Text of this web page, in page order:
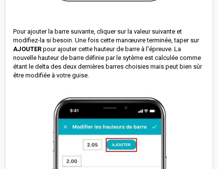
Pour ajouter la barre suivante, cliquer sur la valeur suivante et
modifiez-la si besoin. Une fois cette manœuvre terminée, taper sur
AJOUTER pour ajouter cette hauteur de barre à l'épreuve. La
nouvelle hauteur de barre définie par le sytème est calculée comme
étant le delta des deux dernières barres choisies mais peut bien sûr
être modifiée à votre guise.